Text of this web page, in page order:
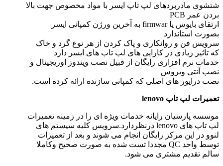
شتشوی مادربردهای لپ تاپ ایسر با مواد مخصوص جهت بالا
بردن عمر PCB
ارتقای بایوس یا firmwar به آخرین ورژن کمپانی ایسر
بصورت استاندارد
سرویس فن و روانکاری و پاک کردن از هر نوع گرد و خاک
که تاثیر زیادی در کارایی های لپ تاپ های ایسر دارد
خدمات نرم افزاری رایگان از قبیل نصب ویندوز اوریجینال و
نصب آنتی ویروس
نصب درایور های اصلی که کمپانی سازنده ارائه کرده است.
تعمیرات لپ تاپ
موسسه پارسیان رایانه خدمات ویژه ای را در زمینه تعمیرات
لپ تاپ های lenovo درنظردارد.سرویس کلیه سیستم های
لنوو در این مرکز رایگان انجام می شوند و بعد از تعمیرات
توسط واحد QC مجددا تست شده به صورت صحیح وکاملا
سالم تقدیم مشتری می شود.